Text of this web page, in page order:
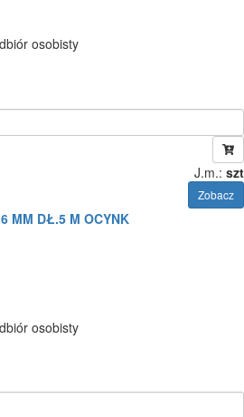
osobisty
J.m.: szt
Zobacz
MM DŁ.5 M OCYNK
osobisty